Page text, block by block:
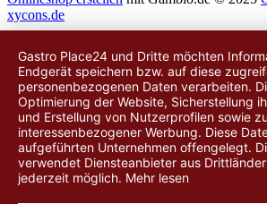
xycons.de
Gastro Place24 und Dritte möchten
Endgerät speichern bzw. auf diese
personenbezogenen Daten verarbeiten.
Optimierung der Website, Sicherstellung
und Erstellung von Nutzerprofilen sowie
interessenbezogener Werbung. Diese
aufgeführten Unternehmen offengelegt.
verwendet Diensteanbieter aus
jederzeit möglich. Mehr lesen